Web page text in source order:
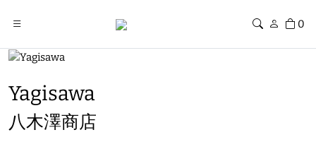
0
Yagisawa
八木澤商店